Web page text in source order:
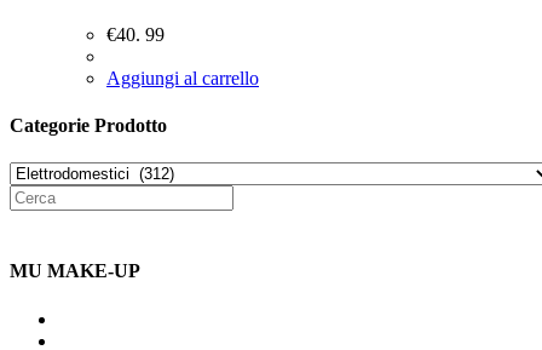
€40. 99
Aggiungi al carrello
Categorie Prodotto
MU MAKE-UP